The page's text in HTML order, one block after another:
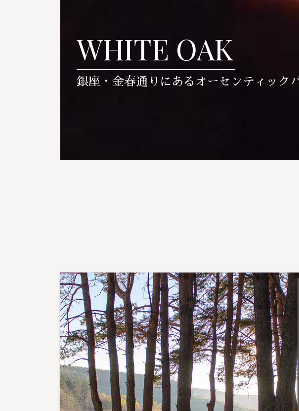
WHITE OAK
銀座・金春通りにあるオーセンティック